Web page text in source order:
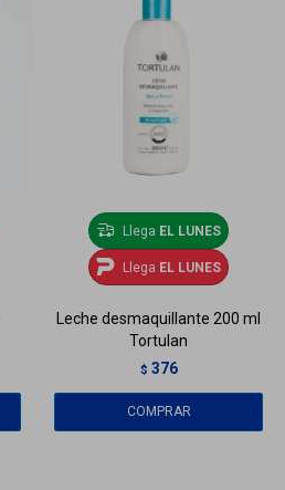
Llega EL LUNES
Llega EL LUNES
Leche desmaquillante 200 ml
Tortulan
$ 376